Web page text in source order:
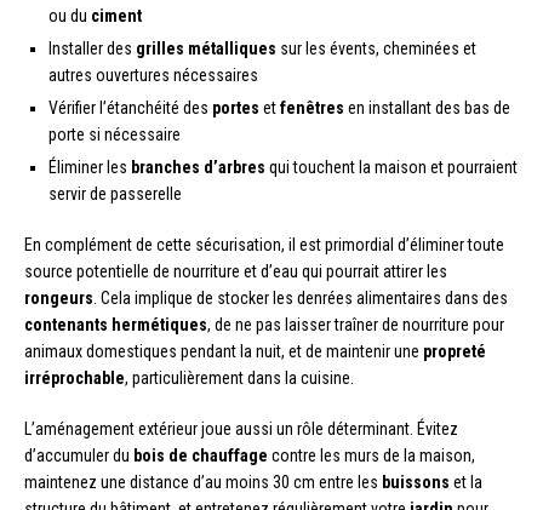
ou du ciment
Installer des grilles métalliques sur les évents, cheminées et
autres ouvertures nécessaires
Vérifier l’étanchéité des portes etfenêtres en installant des bas de
porte si nécessaire
Éliminer les branches d’arbres qui touchent la maison et pourraient
servir de passerelle
En complément de cette sécurisation, il est primordial d’éliminer toute
source potentielle de nourriture et d’eau qui pourrait attirer les
rongeurs . Cela implique de stocker les denrées alimentaires dans des
contenants hermétiques, de ne pas laisser traîner de nourriture pour
animaux domestiques pendant la nuit, et de maintenir une propreté
irréprochable, particulièrement dans la cuisine.
L’aménagement extérieur joue aussi un rôle déterminant. Évitez
d’accumuler du bois de chauffage contre les murs de la maison,
maintenez une distance d’au moins 30 cm entre les buissons et la